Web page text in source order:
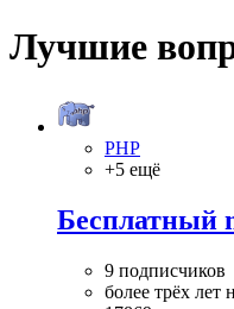
Лучшие
PHP
+5 ещё
Бесплатный
9 подписчиков
более трёх лет